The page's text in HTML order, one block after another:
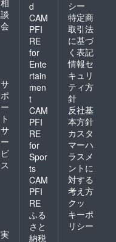
談
会
サ
ポ
ー
ト
サ
ー
ビ
ス
実
d
CAM
PFI
RE
for
Ente
rtain
men
t
CAM
PFI
RE
for
Spor
ts
CAM
PFI
RE
ふる
さと
納税
シー
特定商
取引法
に基づ
く表記
情報セ
キュリ
ティ方
針
反社基
本方針
カスタ
マーハ
ラスメ
ントに
対する
考え方
クッ
キーポ
リシー